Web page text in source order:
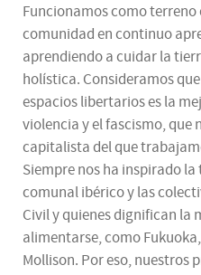
Funcionamos como
comunidad en continuo
aprendiendo a cuidar la
holística. Consideramos
espacios libertarios es la
violencia y el fascismo, que
capitalista del que
Siempre nos ha inspirado
comunal ibérico y las
Civil y quienes dignifican la
alimentarse, como
Mollison. Por eso, nuestros